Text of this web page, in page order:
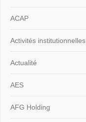
ACAP
Activités institutionnelles
Actualité
AES
AFG Holding